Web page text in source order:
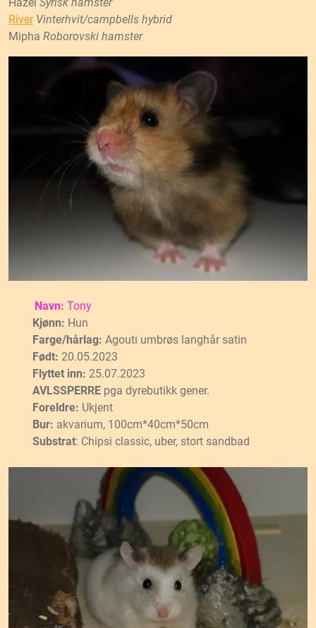
River Vinterhvit/campbells hybrid
Mipha Roborovski hamster
Navn: Tony
Kjønn: Hun
Farge/hårlag: Agouti umbrøs langhår satin
Født: 20.05.2023
Flyttet inn: 25.07.2023
AVLSSPERREpga dyrebutikk gener.
Foreldre: Ukjent
Bur: akvarium, 100cm*40cm*50cm
Substrat: Chipsi classic, uber, stort sandbad